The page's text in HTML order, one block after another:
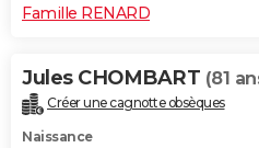
Famille RENARD
Jules CHOMBART (81
Créer une cagnotte obsèques
Naissance